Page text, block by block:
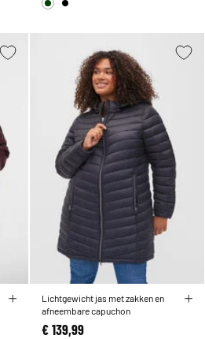
Lichtgewicht jas met zakken en
afneembare capuchon
€ 139,99